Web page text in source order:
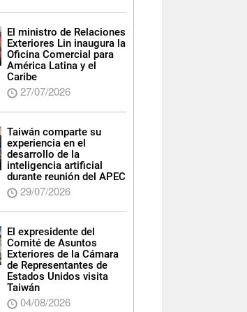
El ministro de Relaciones
Exteriores Lin inaugura la
Oficina Comercial para
América Latina y el
Caribe
27/07/2026
Taiwán comparte su
experiencia en el
desarrollo de la
inteligencia artificial
durante reunión del APEC
29/07/2026
El expresidente del
Comité de Asuntos
Exteriores de la Cámara
de Representantes de
Estados Unidos visita
Taiwán
04/08/2026